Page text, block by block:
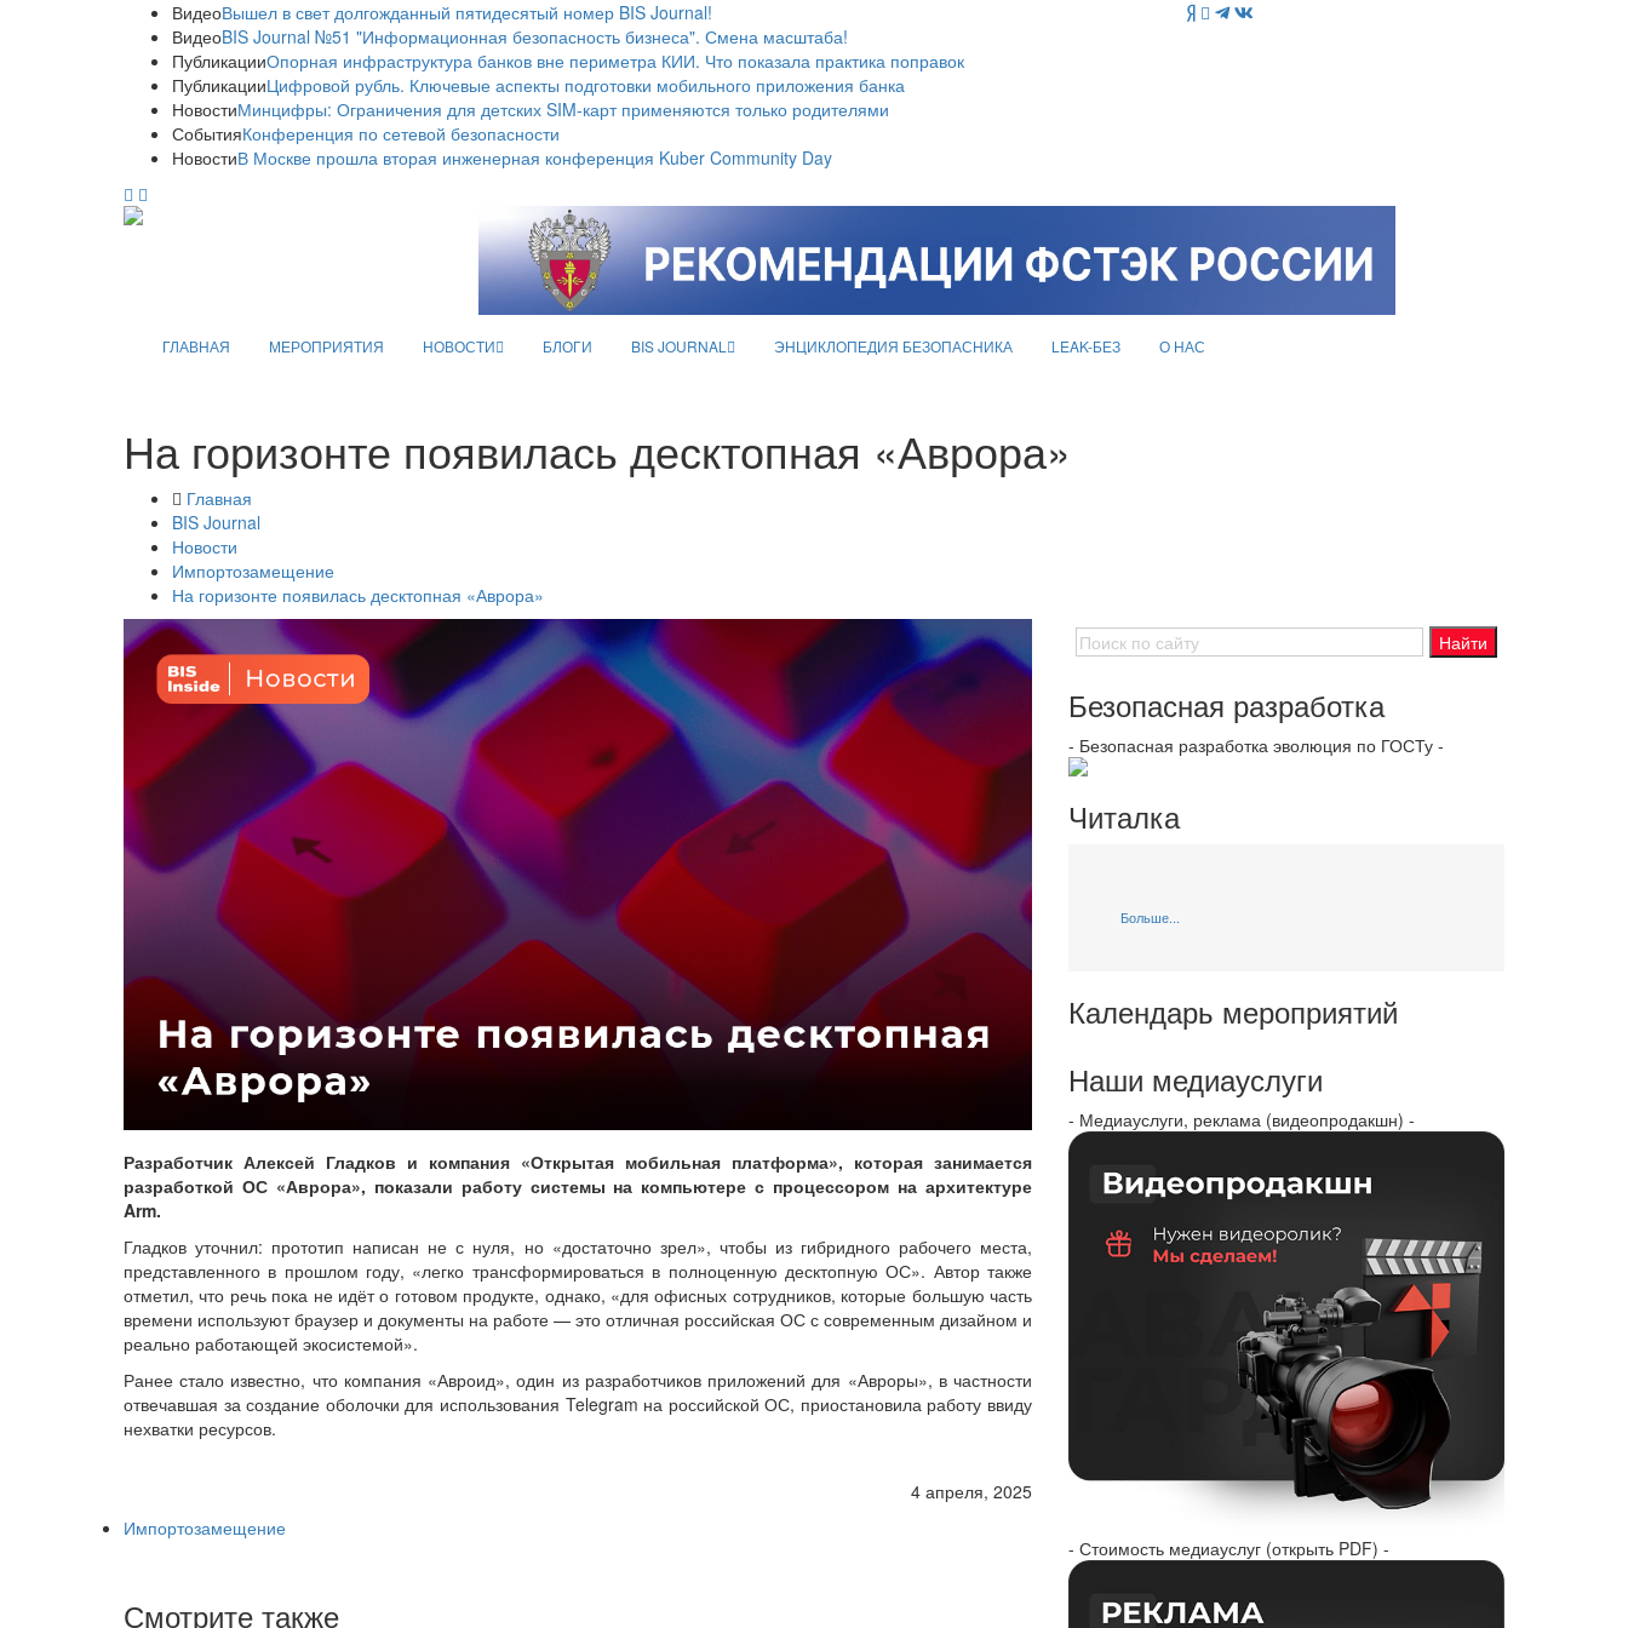
ВидеоВышел в свет долгожданный пятидесятый номер BIS Journal!
ВидеоBIS Journal №51 "Информационная безопасность бизнеса". Смена масштаба!
ПубликацииОпорная инфраструктура банков вне периметра КИИ. Что показала практика поправок
ПубликацииЦифровой рубль. Ключевые аспекты подготовки мобильного приложения банка
НовостиМинцифры: Ограничения для детских SIM-карт применяются только родителями
СобытияКонференция по сетевой безопасности
НовостиВ Москве прошла вторая инженерная конференция Kuber Community Day
ГЛАВНАЯ МЕРОПРИЯТИЯ НОВОСТИ БЛОГИ BIS JOURNAL ЭНЦИКЛОПЕДИЯ БЕЗОПАСНИКА LEAK-БЕЗ О НАС
На горизонте появилась десктопная «Аврора»
Главная
BIS Journal
Новости
Импортозамещение
На горизонте появилась десктопная «Аврора»
Разработчик Алексей Гладков и компания «Открытая мобильная платформа», которая занимается
разработкой ОС «Аврора», показали работу системы на компьютере с процессором на архитектуре
Arm.
Гладков уточнил: прототип написан не с нуля, но «достаточно зрел», чтобы из гибридного рабочего места,
представленного в прошлом году, «легко трансформироваться в полноценную десктопную ОС». Автор также
отметил, что речь пока не идёт о готовом продукте, однако, «для офисных сотрудников, которые большую часть
времени используют браузер и документы на работе — это отличная российская ОС с современным дизайном и
реально работающей экосистемой».
Ранее стало известно, что компания «Авроид», один из разработчиков приложений для «Авроры», в частности
отвечавшая за создание оболочки для использования Telegram на российской ОС, приостановила работу ввиду
нехватки ресурсов.
4 апреля, 2025
Импортозамещение
Смотрите также
Безопасная разработка
- Безопасная разработка эволюция по ГОСТу -
Читалка
Больше...
Календарь мероприятий
Наши медиауслуги
- Медиауслуги, реклама (видеопродакшн) -
- Стоимость медиауслуг (открыть PDF) -